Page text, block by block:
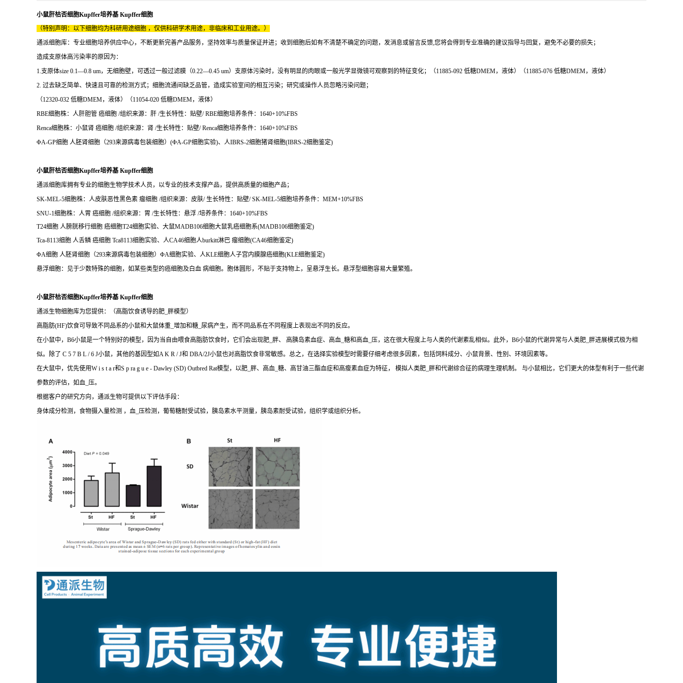
小鼠肝枯否细胞Kupffer培养基 Kupffer细胞
（特别声明：以下细胞均为科研用途细胞 ，仅供科研学术用途，非临床和工业用途。）
通派细胞库：专业细胞培养供应中心，不断更新完善产品服务，坚持效率与质量保证并进；收到细胞后如有不清楚不确定的问题，发消息或留言反馈,您将会得到专业准确的建议指导与回复，避免不必要的损失；
造成支原体高污染率的原因为：
1.支原体size 0.1—0.8 um，无细胞壁，可透过一般过滤膜（0.22—0.45 um）支原体污染时，没有明显的肉眼或一般光学显微镜可观察到的特征变化；（11885-092 低糖DMEM，液体）（11885-076 低糖DMEM，液体）
2. 过去缺乏简单、快速且可靠的检测方式；细胞流通间缺乏品管，造成实验室间的相互污染；研究或操作人员忽略污染问题；
（12320-032 低糖DMEM，液体）（11054-020 低糖DMEM，液体）
RBE细胞株：人肝胆管 癌细胞 /组织来源：肝 /生长特性：贴壁/ RBE细胞培养条件：1640+10%FBS
Renca细胞株：小鼠肾 癌细胞 /组织来源：肾 /生长特性：贴壁/ Renca细胞培养条件：1640+10%FBS
ΦA-GP细胞 人胚肾细胞（293来源病毒包装细胞）(ΦA-GP细胞实验)、人IBRS-2细胞猪肾细胞(IBRS-2细胞鉴定)
小鼠肝枯否细胞Kupffer培养基 Kupffer细胞
通派细胞库拥有专业的细胞生物学技术人员，以专业的技术支撑产品，提供高质量的细胞产品；
SK-MEL-5细胞株：人皮肤恶性黑色素 瘤细胞 /组织来源：皮肤/ 生长特性：贴壁/ SK-MEL-5细胞培养条件：MEM+10%FBS
SNU-1细胞株：人胃 癌细胞 /组织来源：胃 /生长特性：悬浮 /培养条件：1640+10%FBS
T24细胞 人膀胱移行细胞 癌细胞T24细胞实验、大鼠MADB106细胞大鼠乳癌细胞系(MADB106细胞鉴定)
Tca-8113细胞 人舌鳞 癌细胞 Tca8113细胞实验、人CA46细胞人burkitt淋巴 瘤细胞(CA46细胞鉴定)
ΦA细胞 人胚肾细胞（293来源病毒包装细胞）ΦA细胞实验、人KLE细胞人子宫内膜腺癌细胞(KLE细胞鉴定)
悬浮细胞：见于少数特殊的细胞，如某些类型的癌细胞及白血 病细胞。胞体圆形，不贴于支持物上，呈悬浮生长。悬浮型细胞容易大量繁殖。
小鼠肝枯否细胞Kupffer培养基 Kupffer细胞
通派生物细胞库为您提供：（高脂饮食诱导的肥_胖模型）
高脂肪(HF)饮食可导致不同品系的小鼠和大鼠体重_增加和糖_尿病产生，而不同品系在不同程度上表现出不同的反应。
在小鼠中，B6小鼠是一个特别好的模型，因为当自由喂食高脂肪饮食时，它们会出现肥_胖、 高胰岛素血症、高血_糖和高血_压，这在很大程度上与人类的代谢紊乱相似。此外，B6小鼠的代谢异常与人类肥_胖进展模式极为相
似。除了 C 5 7 B L / 6 J小鼠，其他的基因型如A K R / J和 DBA/2J小鼠也对高脂饮食非常敏感。总之，在选择实验模型时需要仔细考虑很多因素，包括饲料成分、小鼠背景、性别、环境因素等。
在大鼠中，优先使用W i s t a r和S p ra g u e - Dawley (SD) Outbred Rat模型，以肥_胖、高血_糖、高甘油三酯血症和高瘦素血症为特征， 模拟人类肥_胖和代谢综合征的病理生理机制。 与小鼠相比，它们更大的体型有利于一些代谢
参数的评估，如血_压。
根据客户的研究方向，通派生物可提供以下评估手段：
身体成分检测，食物摄入量检测 ，血_压检测，葡萄糖耐受试验，胰岛素水平测量，胰岛素耐受试验，组织学或组织分析。